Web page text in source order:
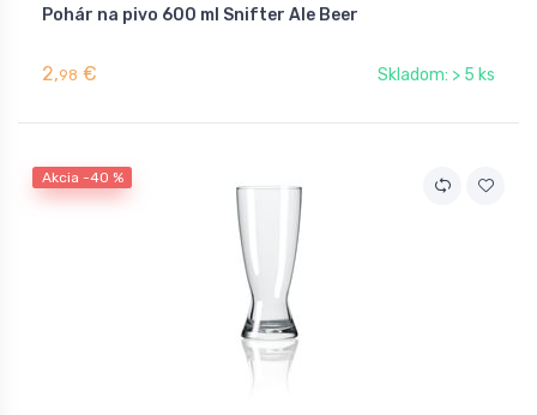
Pohár na pivo 600 ml Snifter Ale Beer
2,98 € Skladom: > 5 ks
Akcia -40 %